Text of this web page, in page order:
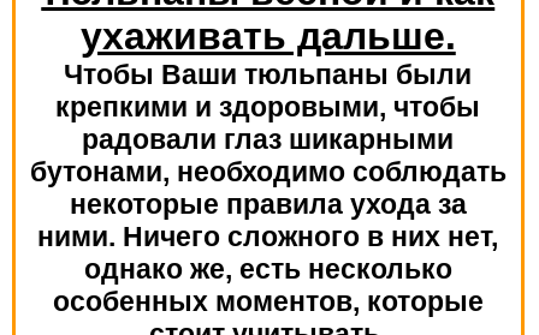
ухаживать дальше.
Чтобы Ваши тюльпаны были
крепкими и здоровыми, чтобы
радовали глаз шикарными
бутонами, необходимо соблюдать
некоторые правила ухода за
ними. Ничего сложного в них нет,
однако же, есть несколько
особенных моментов, которые